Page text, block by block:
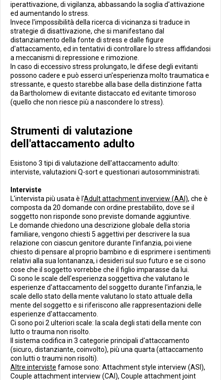
iperattivazione, di vigilanza, abbassando la soglia d'attivazione
ed aumentando lo stress.
Invece l'impossibilità della ricerca di vicinanza si traduce in
strategie di disattivazione, che si manifestano dal
distanziamento della fonte di stress e dalle figure
d'attaccamento, ed in tentativi di controllare lo stress affidandosi
a meccanismi di repressione e rimozione.
In caso di eccessivo stress prolungato, le difese degli evitanti
possono cadere e può esserci un'esperienza molto traumatica e
stressante, e questo starebbe alla base della distinzione fatta
da Bartholomew di evitante distaccato ed evitante timoroso
(quello che non riesce più a nascondere lo stress).
Strumenti di valutazione
dell'attaccamento adulto
Esistono 3 tipi di valutazione dell'attaccamento adulto:
interviste, valutazioni Q-sort e questionari autosomministrati.
Interviste
L'intervista più usata è l'Adult attachment inverview (AAI), che è
composta da 20 domande con ordine prestabilito, dove se il
soggetto non risponde sono previste domande aggiuntive.
Le domande chiedono una descrizione globale della storia
familiare, vengono chiesti 5 aggettivi per descrivere la sua
relazione con ciascun genitore durante l'infanzia, poi viene
chiesto di pensare al proprio bambino e di esprimere i sentimenti
relativi alla sua lontananza, i desideri sul suo futuro e se ci sono
cose che il soggetto vorrebbe che il figlio imparasse da lui.
Ci sono le scale dell'esperienza soggettiva che valutano le
esperienze d'attaccamento del soggetto durante l'infanzia, le
scale dello stato della mente valutano lo stato attuale della
mente del soggetto e si riferiscono alle rappresentazioni delle
esperienze d'attaccamento.
Ci sono poi 2 ulteriori scale: la scala degli stati della mente con
lutto o trauma non risolto.
Il sistema codifica in 3 categorie principali d'attaccamento
(sicuro, distanziante, coinvolto), più una quarta (attaccamento
con lutti o traumi non risolti).
Altre interviste famose sono: Attachment style interview (ASI),
Couple attachment interview (CAI), Couple attachment joint